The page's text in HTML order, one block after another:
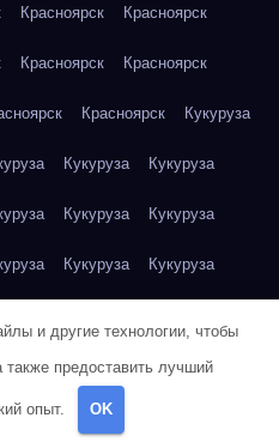
Красноярск Красноярск
Красноярск Красноярск
Красноярск Кукуруза
Кукуруза Кукуруза
Кукуруза Кукуруза
Кукуруза Кукуруза
грудка Куриная грудка
грудка Куриная грудка
и другие технологии, чтобы
предоставить лучший
опыт. OK